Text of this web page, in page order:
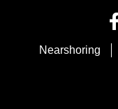
Nearshoring